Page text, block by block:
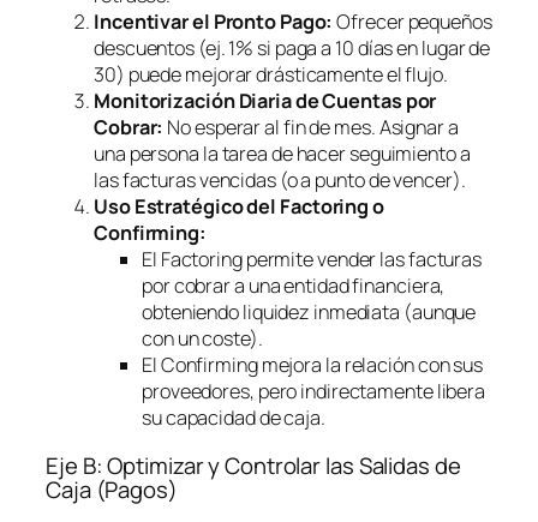
Incentivar el Pronto Pago: Ofrecer pequeños
descuentos (ej. 1% si paga a 10 días en lugar de
30) puede mejorar drásticamente el flujo.
Monitorización Diaria de Cuentas por
Cobrar: No esperar al fin de mes. Asignar a
una persona la tarea de hacer seguimiento a
las facturas vencidas (o a punto de vencer).
Uso Estratégico del Factoringo
Confirming:
El Factoringpermite vender las facturas
por cobrar a una entidad financiera,
obteniendo liquidez inmediata (aunque
con un coste).
ElConfirmingmejora la relación con sus
proveedores, pero indirectamente libera
su capacidad de caja.
Eje B: Optimizar y Controlar las Salidas de
Caja (Pagos)